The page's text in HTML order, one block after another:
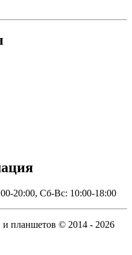
20:00, Сб-Вс: 10:00-18:00
и планшетов © 2014 - 2026